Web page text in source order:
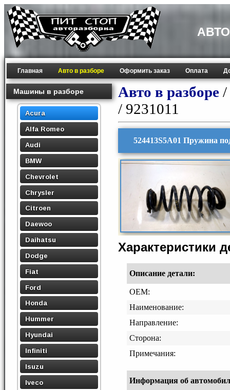
Главная Авто в разборе Оформить заказ Оплата
Машины в разборе
Acura
Alfa Romeo
Audi
BMW
Chevrolet
Chrysler
Citroen
Daewoo
Daihatsu
Dodge
Fiat
Ford
Honda
Hummer
Hyundai
Infiniti
Isuzu
Iveco
Авто в разборе /
/ 9231011
524413S5A01 Пружина
Характеристики
Описание детали:
OEM:
Наименование:
Направление:
Сторона:
Примечания:
Информация об